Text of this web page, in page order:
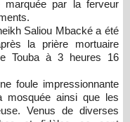
marquée par la ferveur
Saliou Mbacké a été
la prière mortuaire
Touba à 3 heures 16
foule impressionnante
mosquée ainsi que les
Venus de diverses